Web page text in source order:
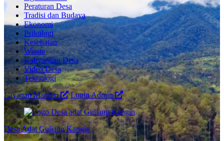
Peraturan Desa
Tradisi dan Budaya
Ekonomi
Psikologi
Kesehatan
Wisata
Kahyangan Desa
Video Desa
Teknologi
Layanan Mandiri
Login Admin
Desa Adat Guliang Kangin